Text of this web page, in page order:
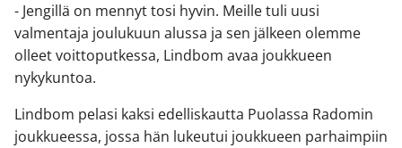
- Jengillä on mennyt tosi hyvin. Meille tuli uusi
valmentaja joulukuun alussa ja sen jälkeen olemme
olleet voittoputkessa, Lindbom avaa joukkueen
nykykuntoa.
Lindbom pelasi kaksi edelliskautta Puolassa Radomin
joukkueessa, jossa hän lukeutui joukkueen parhaimpiin